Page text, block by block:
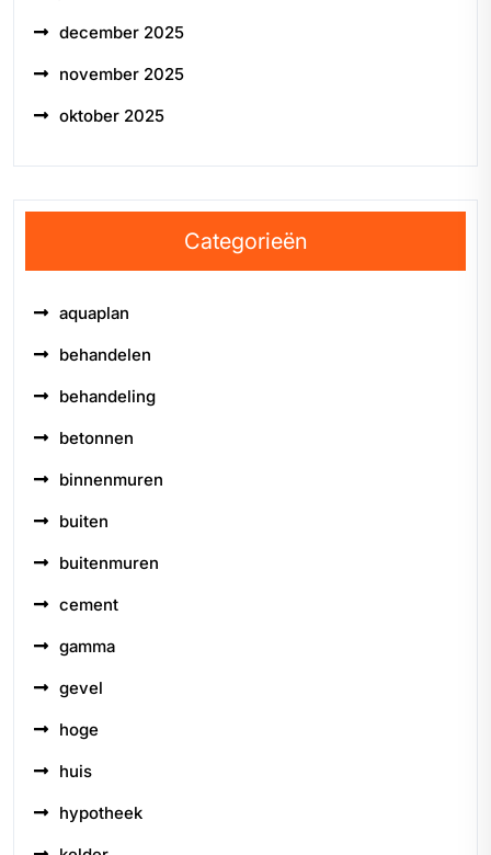
december 2025
november 2025
oktober 2025
Categorieën
aquaplan
behandelen
behandeling
betonnen
binnenmuren
buiten
buitenmuren
cement
gamma
gevel
hoge
huis
hypotheek